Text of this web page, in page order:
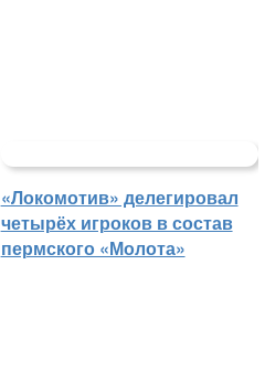
«Локомотив» делегировал
четырёх игроков в состав
пермского «Молота»